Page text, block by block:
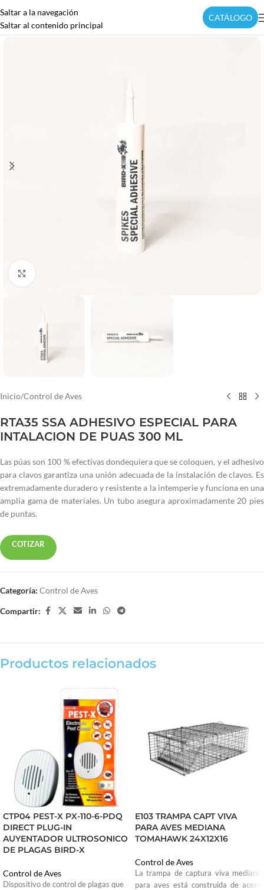
Saltar a la navegación
Saltar al contenido principal
CATÁLOGO
Inicio/Control de Aves
RTA35 SSA ADHESIVO ESPECIAL PARA
INTALACION DE PUAS 300 ML
Las púas son 100 % efectivas dondequiera que se coloquen, y el adhesivo
para clavos garantiza una unión adecuada de la instalación de clavos. Es
extremadamente duradero y resistente a la intemperie y funciona en una
amplia gama de materiales. Un tubo asegura aproximadamente 20 pies
de puntas.
COTIZAR
Categoría: Control de Aves
Compartir:
Productos relacionados
CTP04 PEST-X PX-110-6-PDQ
DIRECT PLUG-IN
AUYENTADOR ULTROSONICO
DE PLAGAS BIRD-X
Control de Aves
Dispositivo de control de plagas que
E103 TRAMPA CAPT VIVA
PARA AVES MEDIANA
TOMAHAWK 24X12X16
Control de Aves
La trampa de captura viva mediana
para aves está construida de acero